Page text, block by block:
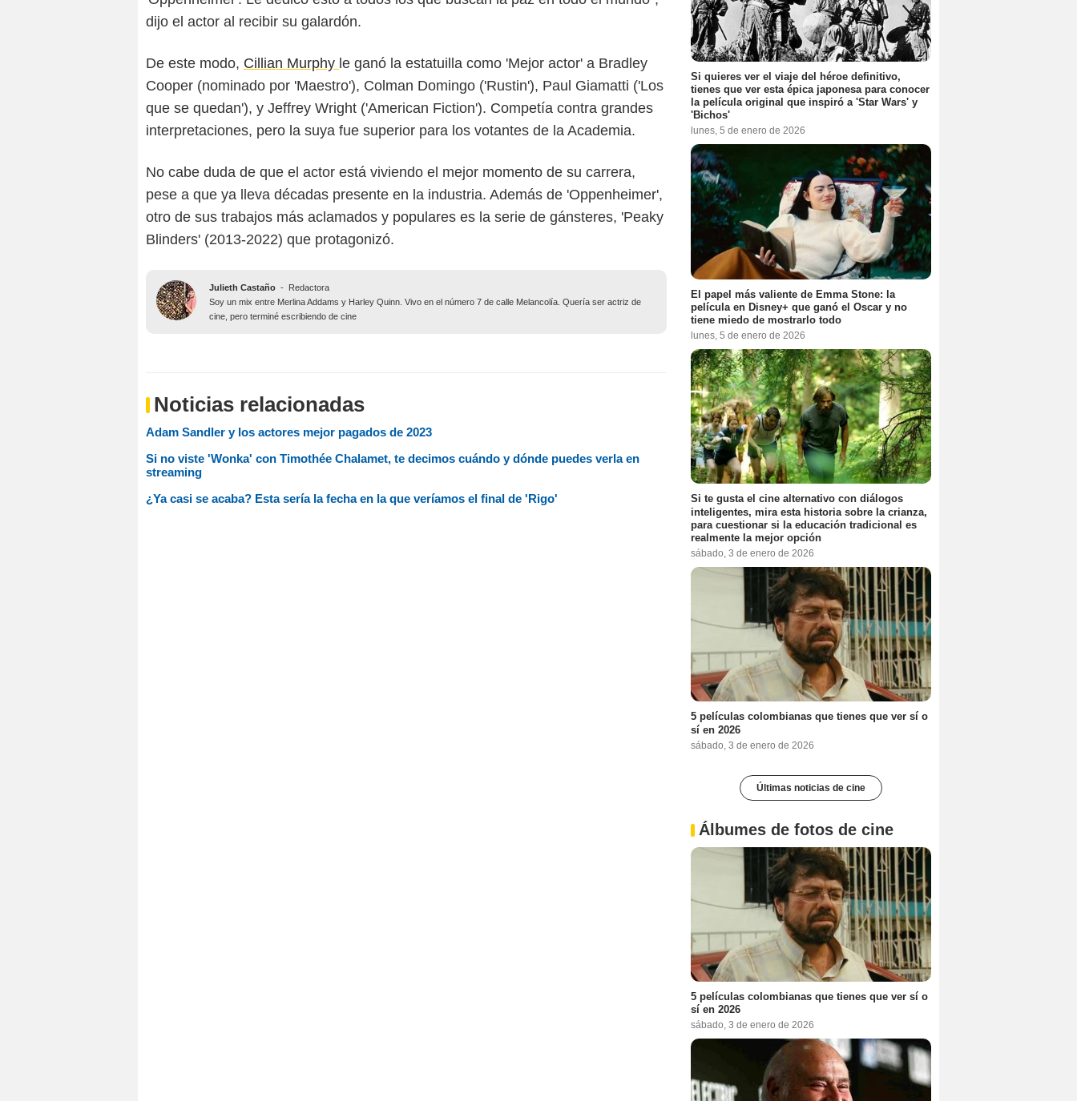
dijo el actor al recibir su galardón.
De este modo, Cillian Murphy le ganó la estatuilla como 'Mejor actor' a Bradley
Cooper (nominado por 'Maestro'), Colman Domingo ('Rustin'), Paul Giamatti ('Los
que se quedan'), y Jeffrey Wright ('American Fiction'). Competía contra grandes
interpretaciones, pero la suya fue superior para los votantes de la Academia.
No cabe duda de que el actor está viviendo el mejor momento de su carrera,
pese a que ya lleva décadas presente en la industria. Además de 'Oppenheimer',
otro de sus trabajos más aclamados y populares es la serie de gánsteres, 'Peaky
Blinders' (2013-2022) que protagonizó.
Julieth Castaño -
Redactora
Soy un mix entre Merlina Addams y Harley Quinn. Vivo en el número 7 de calle Melancolía. Quería ser actriz de
cine, pero terminé escribiendo de cine
Noticias relacionadas
Adam Sandler y los actores mejor pagados de 2023
Si no viste 'Wonka' con Timothée Chalamet, te decimos cuándo y dónde puedes verla en
streaming
¿Ya casi se acaba? Esta sería la fecha en la que veríamos el final de 'Rigo'
Si quieres ver el viaje del héroe definitivo,
tienes que ver esta épica japonesa para conocer
la película original que inspiró a 'Star Wars' y
'Bichos'
lunes, 5 de enero de 2026
El papel más valiente de Emma Stone: la
película en Disney+ que ganó el Oscar y no
tiene miedo de mostrarlo todo
lunes, 5 de enero de 2026
Si te gusta el cine alternativo con diálogos
inteligentes, mira esta historia sobre la crianza,
para cuestionar si la educación tradicional es
realmente la mejor opción
sábado, 3 de enero de 2026
5 películas colombianas que tienes que ver sí o
sí en 2026
sábado, 3 de enero de 2026
Últimas noticias de cine
Álbumes de fotos de cine
5 películas colombianas que tienes que ver sí o
sí en 2026
sábado, 3 de enero de 2026